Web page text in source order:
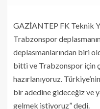
GAZİANTEP FK Teknik
Trabzonspor
deplasmanlarından biri
bitti ve Trabzonspor için
hazırlanıyoruz.
bir adedine gideceğiz ve
gelmek istiyoruz” dedi.